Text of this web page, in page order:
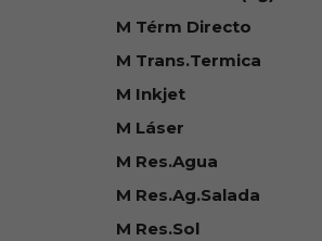
M Térm Directo
M Trans.Termica
M Inkjet
M Láser
M Res.Agua
M Res.Ag.Salada
M Res.Sol